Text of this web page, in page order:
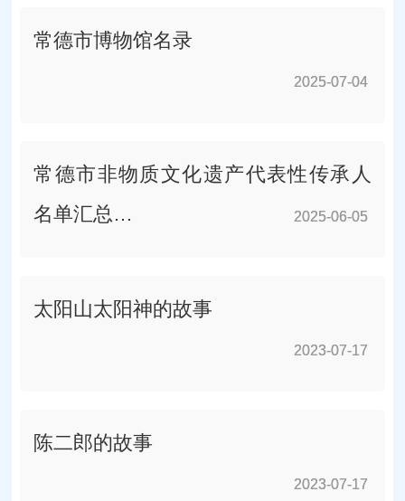
2025-07-04
常德市博物馆名录
2025-07-04
2025-06-05
常德市非物质文化遗产代表性传承人
名单汇总…
2025-06-05
2023-07-17
太阳山太阳神的故事
2023-07-17
2023-07-17
陈二郎的故事
2023-07-17